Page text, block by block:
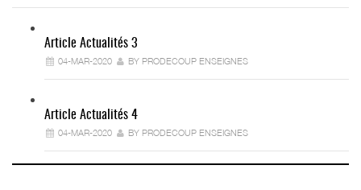
Article Actualités 3
04-MAR-2020 BY PRODECOUP ENSEIGNES
Article Actualités 4
04-MAR-2020 BY PRODECOUP ENSEIGNES